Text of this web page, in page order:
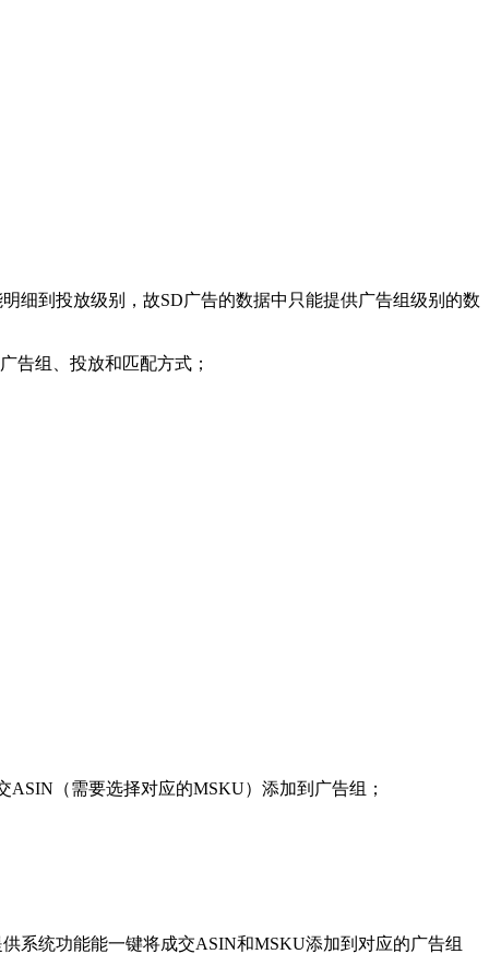
细到投放级别，故SD广告的数据中只能提供广告组级别的数
告组、投放和匹配方式；
（需要选择对应的MSKU）添加到广告组；
系统功能能一键将成交ASIN和MSKU添加到对应的广告组